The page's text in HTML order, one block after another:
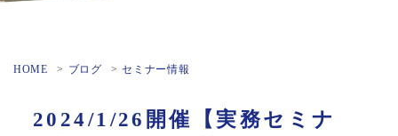
HOME ブログ セミナー情報
2024/1/26開催【実務セミナ